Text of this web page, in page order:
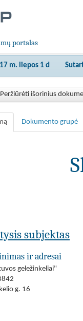
portalas
m. liepos 1 d
Peržiūrėti išorinius
Dokumento grupė
subjektas
ir adresai
geležinkeliai"
g. 16